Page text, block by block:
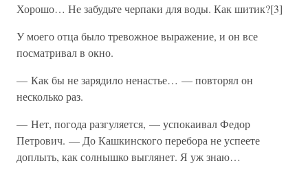
Хорошо… Не забудьте черпаки для воды. Как шитик?[3]
У моего отца было тревожное выражение, и он все
посматривал в окно.
— Как бы не зарядило ненастье… — повторял он
несколько раз.
— Нет, погода разгуляется, — успокаивал Федор
Петрович. — До Кашкинского перебора не успеете
доплыть, как солнышко выглянет. Я уж знаю…